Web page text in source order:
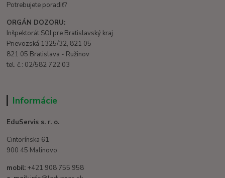
Potrebujete poradiť?
ORGÁN DOZORU:
Inšpektorát SOI pre Bratislavský kraj
Prievozská 1325/32, 821 05
821 05 Bratislava - Ružinov
tel. č.: 02/582 722 03
Informácie
EduServis s. r. o.
Cintorínska 61
900 45 Malinovo
mobil: +421 908 755 958